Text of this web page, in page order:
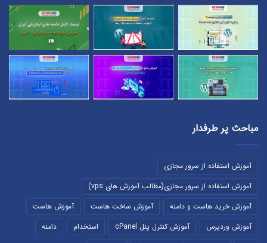
مباحث پر طرفدار
آموزش استفاده از سرور مجازی
آموزش استفاده از سرور مجازی(مطالب آموزش های vps)
آموزش خرید هاست و دامنه
آموزش ساخت هاست
آموزش هاست
آموزش وردپرس
آموزش کنترل پنل cPanel استخدام
دامنه